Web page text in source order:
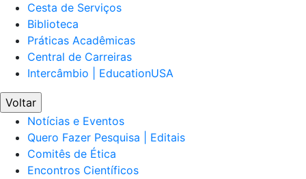
Cesta de Serviços
Biblioteca
Práticas Acadêmicas
Central de Carreiras
Intercâmbio | EducationUSA
Voltar
Notícias e Eventos
Quero Fazer Pesquisa | Editais
Comitês de Ética
Encontros Científicos